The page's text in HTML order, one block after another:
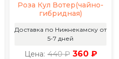
Роза Кул Вотер(чайно-
гибридная)
Доставка по Нижнекамску от
5-7 дней
Цена: 440 ₽ 360 ₽